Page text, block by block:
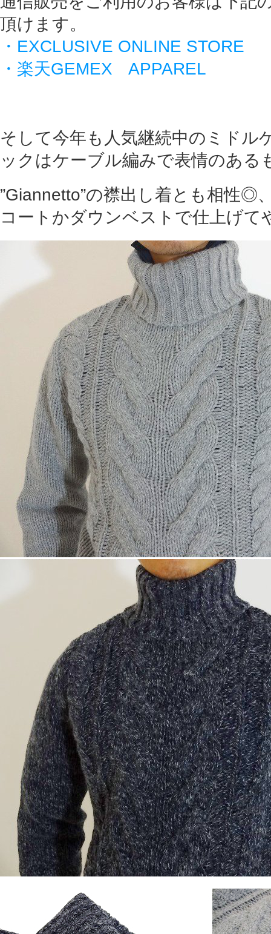
頂けます。
・EXCLUSIVE ONLINE STORE
・楽天GEMEX APPAREL
そして今年も人気継続中のミドル
ックはケーブル編みで表情のある
”Giannetto”の襟出し着とも相性◎
コートかダウンベストで仕上げて